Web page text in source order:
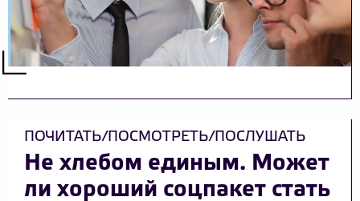
ПОЧИТАТЬ/ПОСМОТРЕТЬ/ПОСЛУШАТЬ
Не хлебом единым. Может
ли хороший соцпакет стать